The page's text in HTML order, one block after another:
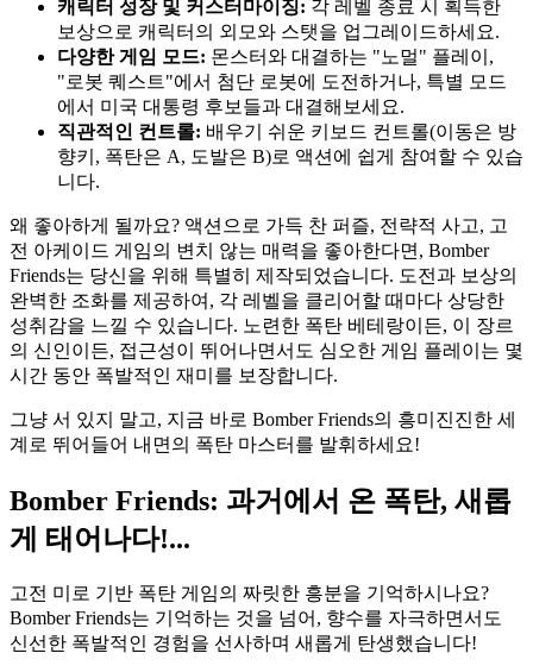
캐릭터 성장 및 커스터마이징: 각 레벨 종료 시 획득한
보상으로 캐릭터의 외모와 스탯을 업그레이드하세요.
다양한 게임 모드: 몬스터와 대결하는 "노멀" 플레이,
"로봇 퀘스트"에서 첨단 로봇에 도전하거나, 특별 모드
에서 미국 대통령 후보들과 대결해보세요.
직관적인 컨트롤: 배우기 쉬운 키보드 컨트롤(이동은 방
향키, 폭탄은 A, 도발은 B)로 액션에 쉽게 참여할 수 있습
니다.
왜 좋아하게 될까요? 액션으로 가득 찬 퍼즐, 전략적 사고, 고
전 아케이드 게임의 변치 않는 매력을 좋아한다면, Bomber
Friends는 당신을 위해 특별히 제작되었습니다. 도전과 보상의
완벽한 조화를 제공하여, 각 레벨을 클리어할 때마다 상당한
성취감을 느낄 수 있습니다. 노련한 폭탄 베테랑이든, 이 장르
의 신인이든, 접근성이 뛰어나면서도 심오한 게임 플레이는 몇
시간 동안 폭발적인 재미를 보장합니다.
그냥 서 있지 말고, 지금 바로 Bomber Friends의 흥미진진한 세
계로 뛰어들어 내면의 폭탄 마스터를 발휘하세요!
Bomber Friends: 과거에서 온 폭탄, 새롭
게 태어나다!...
고전 미로 기반 폭탄 게임의 짜릿한 흥분을 기억하시나요?
Bomber Friends는 기억하는 것을 넘어, 향수를 자극하면서도
신선한 폭발적인 경험을 선사하며 새롭게 탄생했습니다!